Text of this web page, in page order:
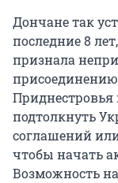
Дончане так
последние 8
признала
подтолкнуть
соглашений
чтобы начать
Возможность